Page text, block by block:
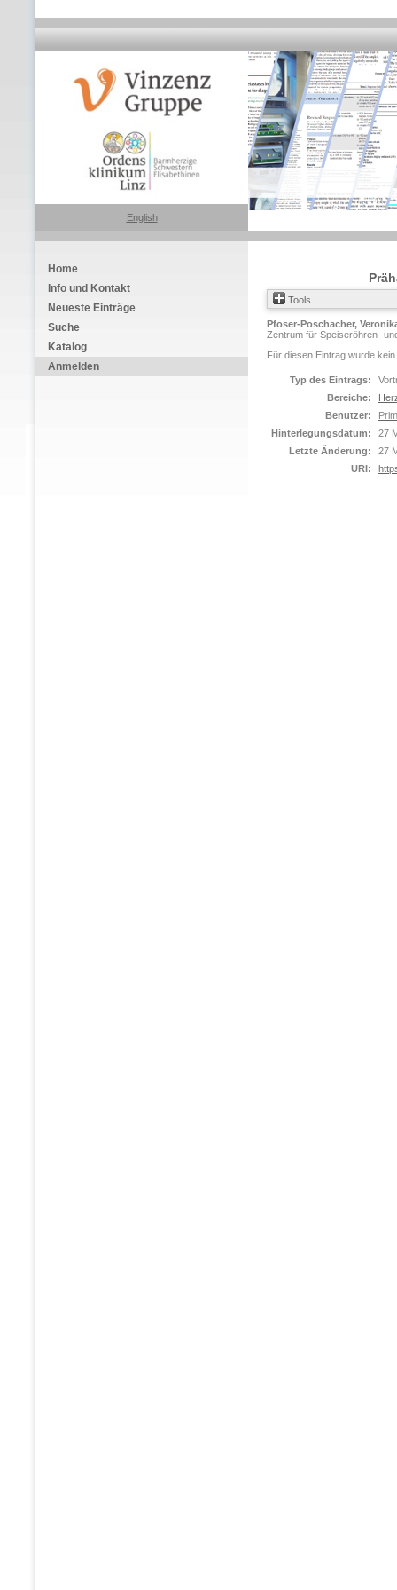
English
Home
Info und Kontakt
Neueste Einträge
Suche
Katalog
Anmelden
Tools
Pfoser-Poschacher,
Zentrum für Speiseröhren-
Für diesen Eintrag wurde
Typ des Eintrags:
Bereiche:
Benutzer:
Hinterlegungsdatum:
27
Letzte Änderung:
27
URI: